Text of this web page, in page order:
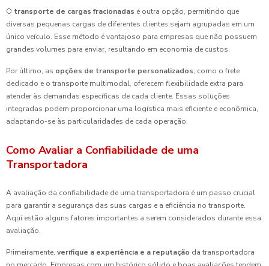
O transporte de cargas fracionadas é outra opção, permitindo que
diversas pequenas cargas de diferentes clientes sejam agrupadas em um
único veículo. Esse método é vantajoso para empresas que não possuem
grandes volumes para enviar, resultando em economia de custos.
Por último, as opções de transporte personalizados, como o frete
dedicado e o transporte multimodal, oferecem flexibilidade extra para
atender às demandas específicas de cada cliente. Essas soluções
integradas podem proporcionar uma logística mais eficiente e econômica,
adaptando-se às particularidades de cada operação.
Como Avaliar a Confiabilidade de uma
Transportadora
A avaliação da confiabilidade de uma transportadora é um passo crucial
para garantir a segurança das suas cargas e a eficiência no transporte.
Aqui estão alguns fatores importantes a serem considerados durante essa
avaliação.
Primeiramente, verifique a experiência e a reputação da transportadora